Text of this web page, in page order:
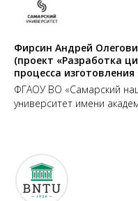
Фирсин Андрей
(проект «Разработка
процесса
ФГАОУ ВО «Самарский
университет имени